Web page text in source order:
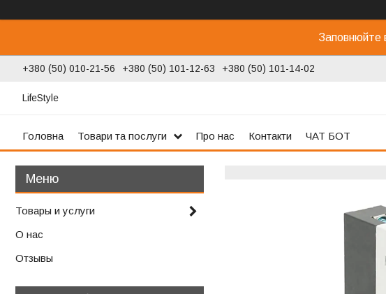
Заповнюйте
+380 (50) 010-21-56 +380 (50) 101-12-63 +380 (50) 101-14-02
LifeStyle
Головна Товари та послуги Про нас Контакти ЧАТ БОТ
Товары и услуги
О нас
Отзывы